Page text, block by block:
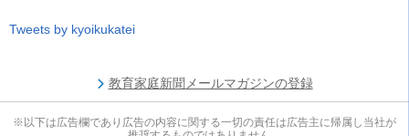
Tweets by kyoikukatei
教育家庭新聞メールマガジンの登録
※以下は広告欄であり広告の内容に関する一切の責任は広告主に帰属し当社が